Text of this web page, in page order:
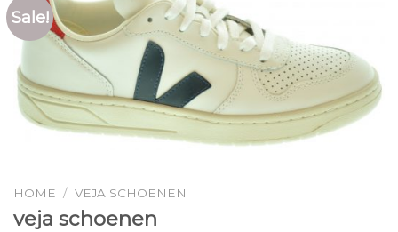
Sale!
HOME / VEJA SCHOENEN
veja schoenen